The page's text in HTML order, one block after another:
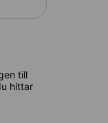
till
hittar